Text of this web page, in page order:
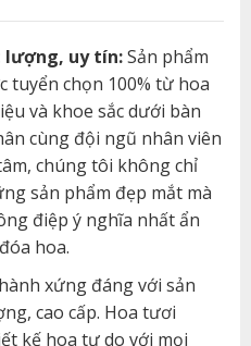
lượng, uy tín:Sản phẩm
tuyển chọn 100% từ hoa
và khoe sắc dưới bàn
cùng đội ngũ nhân viên
chúng tôi không chỉ
sản phẩm đẹp mắt mà
điệp ý nghĩa nhất ẩn
hoa.
xứng đáng với sản
cao cấp. Hoa tươi
kế hoa tự do với mọi